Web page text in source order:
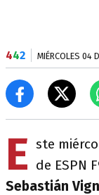
442 MIÉRCOLES 04
E ste
de ESPN
Sebastián